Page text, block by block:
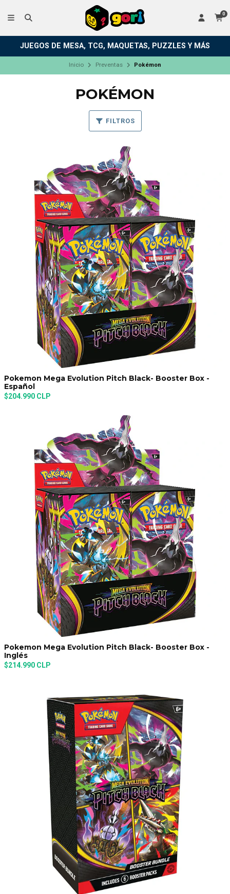
0
JUEGOS DE MESA, TCG, MAQUETAS, PUZZLES Y MÁS
Inicio Preventas Pokémon
POKÉMON
FILTROS
Pokemon Mega Evolution Pitch Black- Booster Box -
Español
$204.990 CLP
Pokemon Mega Evolution Pitch Black- Booster Box -
Inglés
$214.990 CLP